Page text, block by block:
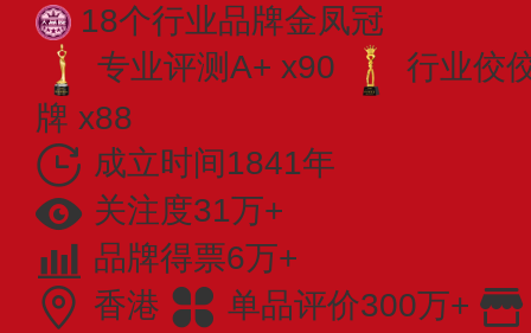
18个行业品牌金凤冠
专业评测A+ x90
行业佼
牌 x88
成立时间1841年
关注度31万+
品牌得票6万+
香港
单品评价300万+